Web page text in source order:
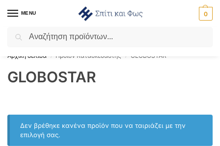
MENU 0
Flash Sale ⚡ 10% Έκπτωση με τον κωδικό ‘SPRING’!
Αρχική σελίδα / Προϊόν Κατασκευαστής / GLOBOSTAR
GLOBOSTAR
Δεν βρέθηκε κανένα προϊόν που να ταιριάζει με την
επιλογή σας.